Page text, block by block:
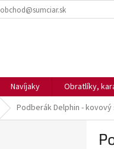
obchod@sumciar.sk
Navíjaky Obratlíky,
Podberák Delphin -